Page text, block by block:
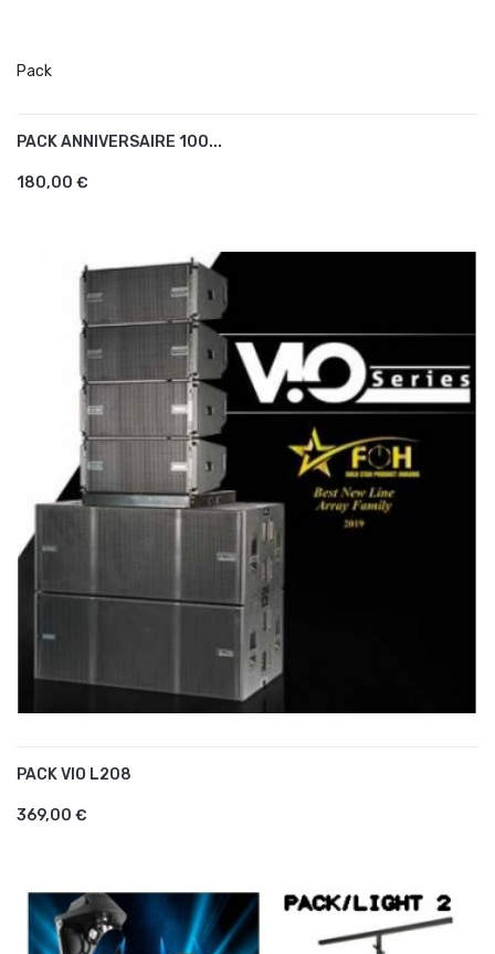
Pack
PACK ANNIVERSAIRE 100...
180,00 €
PACK VIO L208
369,00 €